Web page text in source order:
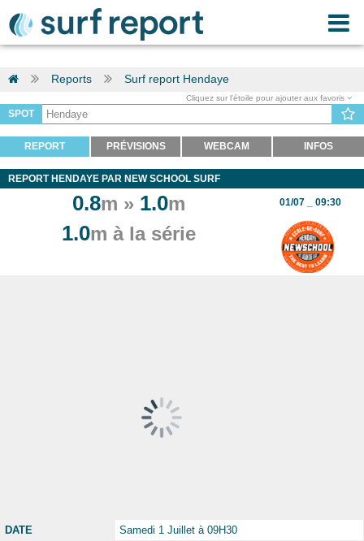
Reports Surf report Hendaye
Cliquez sur l'étoile pour ajouter aux favoris
SPOT
REPORT PRÉVISIONS WEBCAM INFOS
REPORT HENDAYE PAR NEW SCHOOL SURF
0.8m » 1.0m
1.0m à la série
01/07 _ 09:30
DATE
Samedi 1 Juillet à 09H30